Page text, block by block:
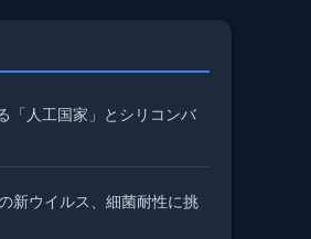
「人工国家」とシリコンバ
新ウイルス、細菌耐性に挑